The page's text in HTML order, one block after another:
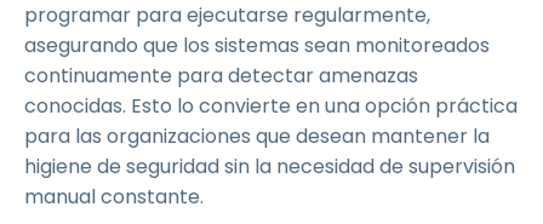
programar para ejecutarse regularmente,
asegurando que los sistemas sean monitoreados
continuamente para detectar amenazas
conocidas. Esto lo convierte en una opción práctica
para las organizaciones que desean mantener la
higiene de seguridad sin la necesidad de supervisión
manual constante.